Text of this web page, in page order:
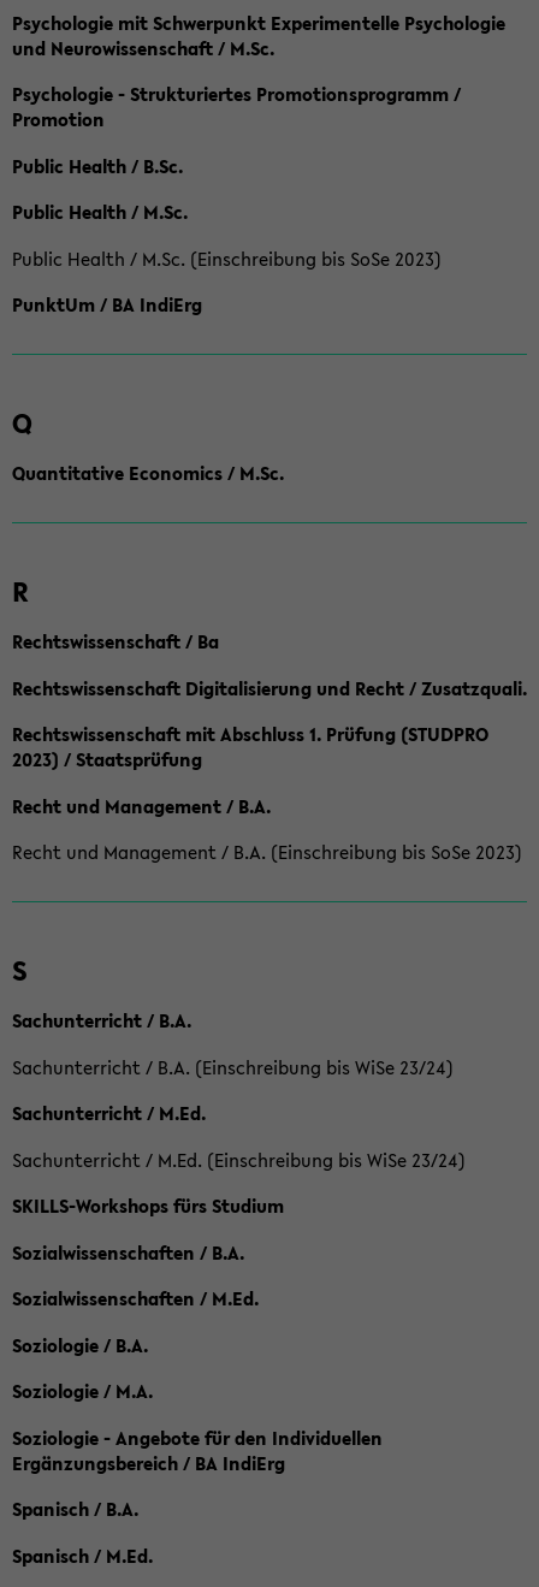
Psychologie mit Schwerpunkt Experimentelle Psychologie
und Neurowissenschaft / M.Sc.
Psychologie - Strukturiertes Promotionsprogramm /
Promotion
Public Health / B.Sc.
Public Health / M.Sc.
Public Health / M.Sc. (Einschreibung bis SoSe 2023)
PunktUm / BA IndiErg
Q
Quantitative Economics / M.Sc.
R
Rechtswissenschaft / Ba
Rechtswissenschaft Digitalisierung und Recht / Zusatzquali.
Rechtswissenschaft mit Abschluss 1. Prüfung (STUDPRO
2023) / Staatsprüfung
Recht und Management / B.A.
Recht und Management / B.A. (Einschreibung bis SoSe 2023)
S
Sachunterricht / B.A.
Sachunterricht / B.A. (Einschreibung bis WiSe 23/24)
Sachunterricht / M.Ed.
Sachunterricht / M.Ed. (Einschreibung bis WiSe 23/24)
SKILLS-Workshops fürs Studium
Sozialwissenschaften / B.A.
Sozialwissenschaften / M.Ed.
Soziologie / B.A.
Soziologie / M.A.
Soziologie - Angebote für den Individuellen
Ergänzungsbereich / BA IndiErg
Spanisch / B.A.
Spanisch / M.Ed.